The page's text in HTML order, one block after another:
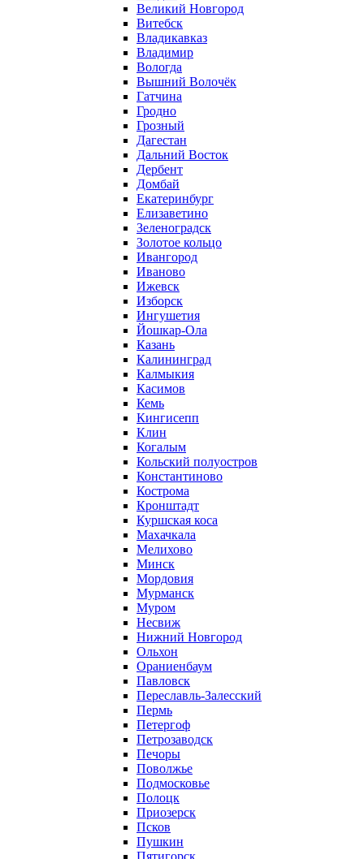
Великий Новгород
Витебск
Владикавказ
Владимир
Вологда
Вышний Волочёк
Гатчина
Гродно
Грозный
Дагестан
Дальний Восток
Дербент
Домбай
Екатеринбург
Елизаветино
Зеленоградск
Золотое кольцо
Ивангород
Иваново
Ижевск
Изборск
Ингушетия
Йошкар-Ола
Казань
Калининград
Калмыкия
Касимов
Кемь
Кингисепп
Клин
Когалым
Кольский полуостров
Константиново
Кострома
Кронштадт
Куршская коса
Махачкала
Мелихово
Минск
Мордовия
Мурманск
Муром
Несвиж
Нижний Новгород
Ольхон
Ораниенбаум
Павловск
Переславль-Залесский
Пермь
Петергоф
Петрозаводск
Печоры
Поволжье
Подмосковье
Полоцк
Приозерск
Псков
Пушкин
Пятигорск